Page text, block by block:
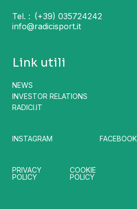
Tel. : (+39) 035724242
info@radicisport.it
Link utili
NEWS
INVESTOR RELATIONS
RADICI.IT
INSTAGRAM FACEBOOK
PRIVACY
POLICY
COOKIE
POLICY